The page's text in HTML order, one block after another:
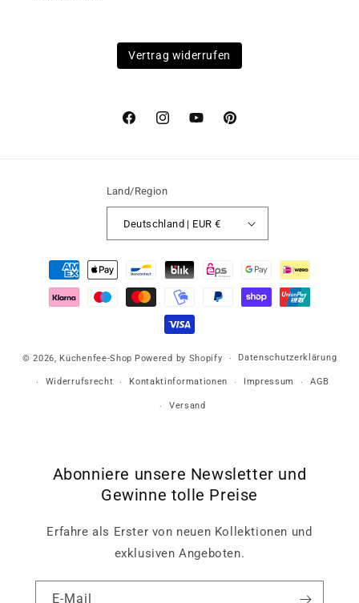
Vertrag widerrufen
FacebookInstagramYouTubePinterest
Land/Region
Deutschland | EUR €
Zahlungsmethoden
© 2026, Küchenfee-Shop Powered by Shopify Datenschutzerklärung
Widerrufsrecht Kontaktinformationen Impressum AGB
Versand
Abonniere unsere Newsletter und
Gewinne tolle Preise
Erfahre als Erster von neuen Kollektionen und
exklusiven Angeboten.
E-Mail